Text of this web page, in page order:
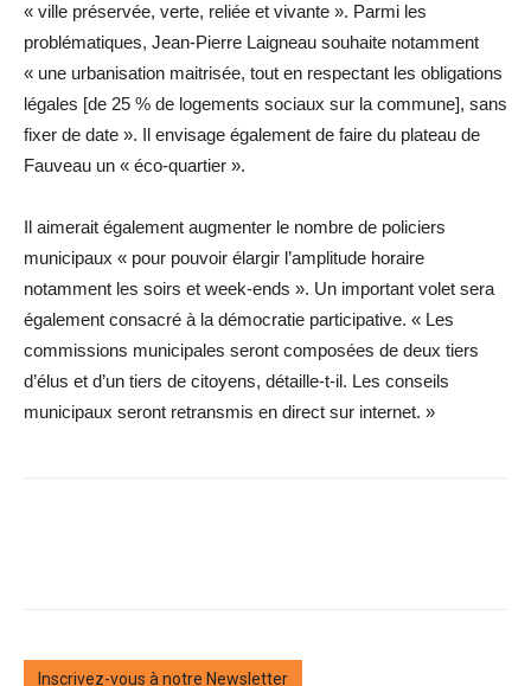
« ville préservée, verte, reliée et vivante ». Parmi les
problématiques, Jean-Pierre Laigneau souhaite notamment
« une urbanisation maitrisée, tout en respectant les obligations
légales [de 25 % de logements sociaux sur la commune], sans
fixer de date ». Il envisage également de faire du plateau de
Fauveau un « éco-quartier ».
Il aimerait également augmenter le nombre de policiers
municipaux « pour pouvoir élargir l’amplitude horaire
notamment les soirs et week-ends ». Un important volet sera
également consacré à la démocratie participative. « Les
commissions municipales seront composées de deux tiers
d’élus et d’un tiers de citoyens, détaille-t-il. Les conseils
municipaux seront retransmis en direct sur ­internet. »
Inscrivez-vous à notre Newsletter